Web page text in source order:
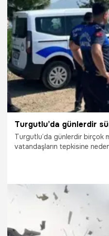
26.06.2026 Afyonkarahisar
Turgutlu’da günlerdir birçok
vatandaşların tepkisine
25.06.2026 Manisa